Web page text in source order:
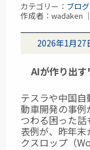
カテゴリー： ブログ
作成者：wadaken
2026年1月
AIが作り出
テスラや中国自
動車開発の事例
つわる困った
表例が、昨年
クスロップ（